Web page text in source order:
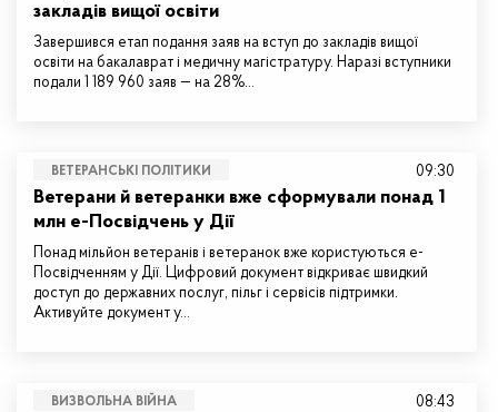
закладів вищої освіти
Завершився етап подання заяв на вступ до закладів вищої
освіти на бакалаврат і медичну магістратуру. Наразі вступники
подали 1 189 960 заяв — на 28%…
ВЕТЕРАНСЬКІ ПОЛІТИКИ
Ветерани й ветеранки вже сформували понад 1
млн е-Посвідчень у Дії
Понад мільйон ветеранів і ветеранок вже користуються е-
Посвідченням у Дії. Цифровий документ відкриває швидкий
доступ до державних послуг, пільг і сервісів підтримки.
Активуйте документ у…
09:30
ВИЗВОЛЬНА ВІЙНА 08:43